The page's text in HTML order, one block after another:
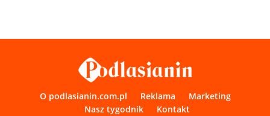
O podlasianin.com.pl Reklama
Marketing
Nasz tygodnik
Kontakt